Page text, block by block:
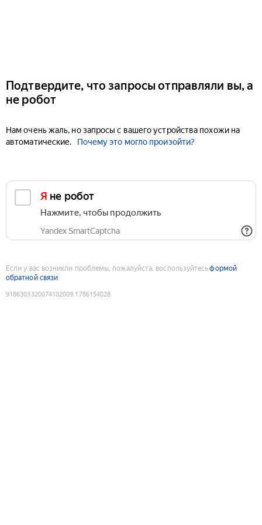
Подтвердите, что запросы отправляли вы, а
не робот
Нам очень жаль, но запросы с вашего устройства похожи на
автоматические.
Почему это могло произойти?
Я не робот
Нажмите, чтобы продолжить
Yandex SmartCaptcha
Если у вас возникли проблемы, пожалуйста, воспользуйтесьформой
обратной связи
9186303320074102009:1786154028